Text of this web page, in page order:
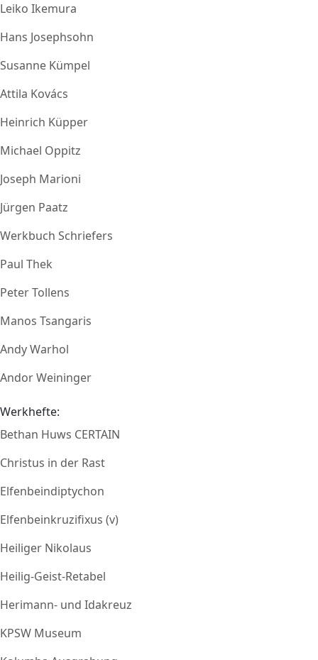
Leiko Ikemura
Hans Josephsohn
Susanne Kümpel
Attila Kovács
Heinrich Küpper
Michael Oppitz
Joseph Marioni
Jürgen Paatz
Werkbuch Schriefers
Paul Thek
Peter Tollens
Manos Tsangaris
Andy Warhol
Andor Weininger
Werkhefte:
Bethan Huws CERTAIN
Christus in der Rast
Elfenbeindiptychon
Elfenbeinkruzifixus (v)
Heiliger Nikolaus
Heilig-Geist-Retabel
Herimann- und Idakreuz
KPSW Museum